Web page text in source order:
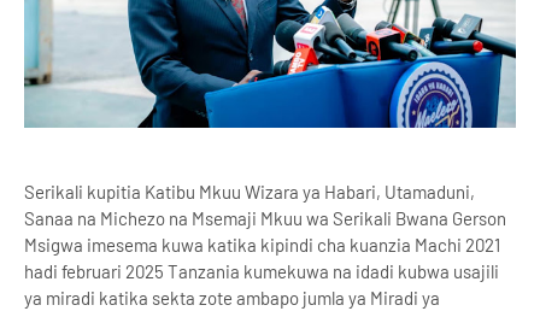
Serikali kupitia Katibu Mkuu Wizara ya Habari, Utamaduni,
Sanaa na Michezo na Msemaji Mkuu wa Serikali Bwana Gerson
Msigwa imesema kuwa katika kipindi cha kuanzia Machi 2021
hadi februari 2025 Tanzania kumekuwa na idadi kubwa usajili
ya miradi katika sekta zote ambapo jumla ya Miradi ya